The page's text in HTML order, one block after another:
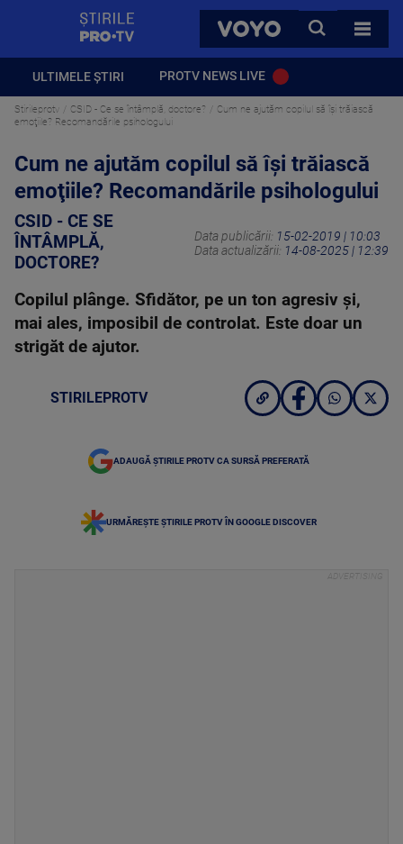
VOYO
CAUTA
TOATE
ULTIMELE ȘTIRI PROTV NEWS LIVE
Stirileprotv CSID - Ce se întâmplă, doctore?
Cum ne ajutăm copilul să îşi trăiască
emoţiile? Recomandările psihologului
Cum ne ajutăm copilul să îşi trăiască
emoţiile? Recomandările psihologului
CSID - CE SE
ÎNTÂMPLĂ,
DOCTORE?
Data publicării: 15-02-2019 | 10:03
Data actualizării: 14-08-2025 | 12:39
Copilul plânge. Sfidător, pe un ton agresiv şi,
mai ales, imposibil de controlat. Este doar un
strigăt de ajutor.
STIRILEPROTV
ADAUGĂ ȘTIRILE PROTV CA SURSĂ PREFERATĂ
URMĂREȘTE ȘTIRILE PROTV ÎN GOOGLE DISCOVER